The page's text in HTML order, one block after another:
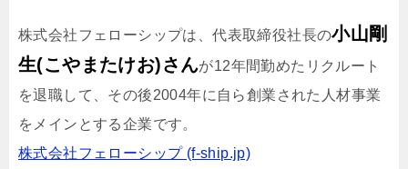
株式会社フェローシップは、代表取締役社長の小山剛
生(こやまたけお)さんが12年間勤めたリクルート
を退職して、その後2004年に自ら創業された人材事業
をメインとする企業です。
株式会社フェローシップ (f-ship.jp)